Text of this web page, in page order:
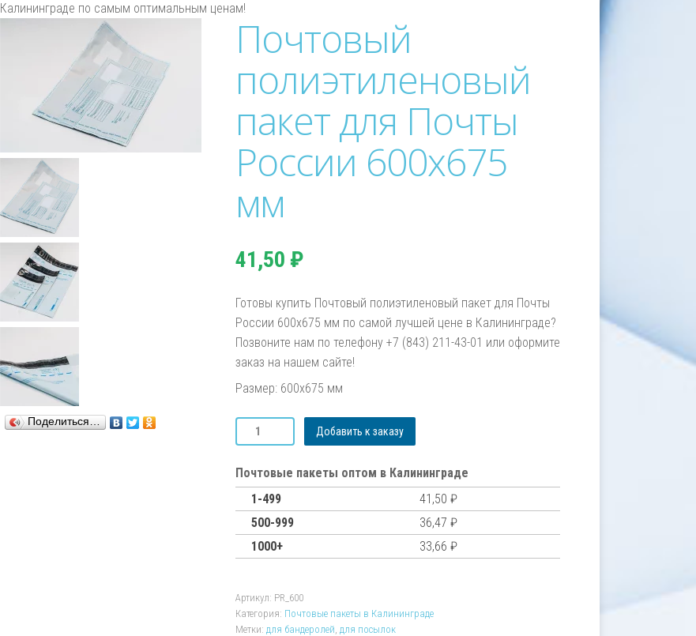
Калининграде по самым оптимальным ценам!
Поделиться…
Почтовый
полиэтиленовый
пакет для Почты
России 600х675
мм
41,50 ₽
Готовы купить Почтовый полиэтиленовый пакет для Почты
России 600х675 мм по самой лучшей цене в Калининграде?
Позвоните нам по телефону +7 (843) 211-43-01 или оформите
заказ на нашем сайте!
Размер: 600х675 мм
Количество
товара
полиэтиленовый
пакет
Почты
России
600х675
Добавить к заказу
Почтовые пакеты оптом в Калининграде
1-499
41,50 ₽
500-999
36,47 ₽
1000+
33,66 ₽
Артикул: PR_600
Категория: Почтовые пакеты в Калининграде
Метки: для бандеролей, для посылок